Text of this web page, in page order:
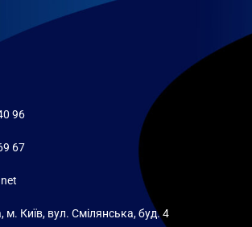
96
67
м. Київ, вул. Смілянська, буд. 4